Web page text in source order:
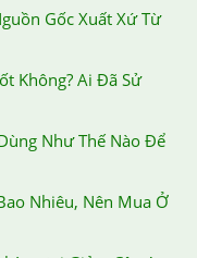
Gốc Xuất Xứ Từ
Không? Ai Đã Sử
Như Thế Nào Để
Nhiêu, Nên Mua Ở